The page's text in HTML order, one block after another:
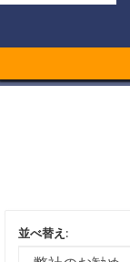
並べ替え: